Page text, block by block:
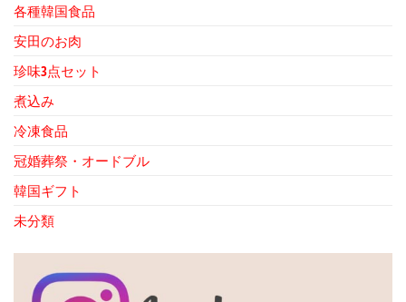
各種韓国食品
安田のお肉
珍味3点セット
煮込み
冷凍食品
冠婚葬祭・オードブル
韓国ギフト
未分類